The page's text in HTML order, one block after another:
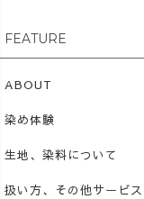
FEATURE
ABOUT
染め体験
生地、染料について
扱い方、その他サービス